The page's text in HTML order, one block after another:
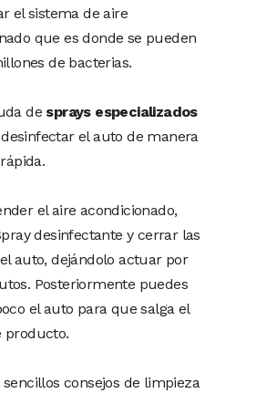
el sistema de aire
que es donde se pueden
de bacterias.
de sprays especializados
el auto de manera
el aire acondicionado,
desinfectante y cerrar las
auto, dejándolo actuar por
Posteriormente puedes
el auto para que salga el
producto.
sencillos consejos de limpieza